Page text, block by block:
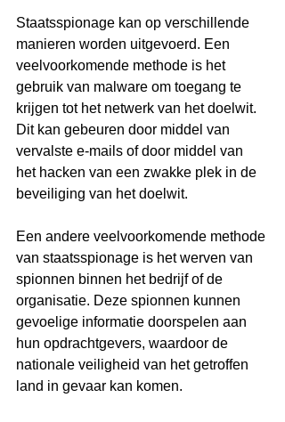
Staatsspionage kan op verschillende
manieren worden uitgevoerd. Een
veelvoorkomende methode is het
gebruik van malware om toegang te
krijgen tot het netwerk van het doelwit.
Dit kan gebeuren door middel van
vervalste e-mails of door middel van
het hacken van een zwakke plek in de
beveiliging van het doelwit.
Een andere veelvoorkomende methode
van staatsspionage is het werven van
spionnen binnen het bedrijf of de
organisatie. Deze spionnen kunnen
gevoelige informatie doorspelen aan
hun opdrachtgevers, waardoor de
nationale veiligheid van het getroffen
land in gevaar kan komen.